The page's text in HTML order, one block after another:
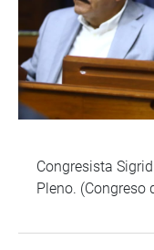
Congresista
Pleno. (Congreso